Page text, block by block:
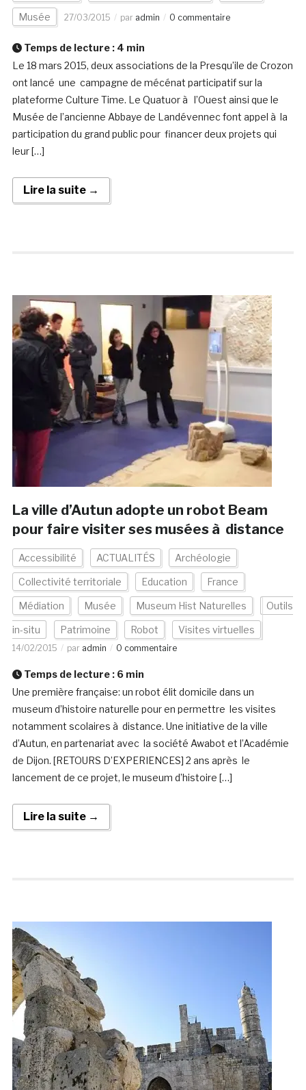
Musée 27/03/2015 par admin 0 commentaire
Temps de lecture : 4 min
Le 18 mars 2015, deux associations de la Presqu’ile de Crozon
ont lancé une campagne de mécénat participatif sur la
plateforme Culture Time. Le Quatuor à l’Ouest ainsi que le
Musée de l’ancienne Abbaye de Landévennec font appel à la
participation du grand public pour financer deux projets qui
leur […]
Lire la suite →
La ville d’Autun adopte un robot Beam
pour faire visiter ses musées à distance
Accessibilité ACTUALITÉS Archéologie
Collectivité territoriale Education France
Médiation Musée Museum Hist Naturelles Outils
in-situ Patrimoine Robot Visites virtuelles
14/02/2015 par admin 0 commentaire
Temps de lecture : 6 min
Une première française: un robot élit domicile dans un
museum d’histoire naturelle pour en permettre les visites
notamment scolaires à distance. Une initiative de la ville
d’Autun, en partenariat avec la société Awabot et l’Académie
de Dijon. [RETOURS D’EXPERIENCES] 2 ans après le
lancement de ce projet, le museum d’histoire […]
Lire la suite →